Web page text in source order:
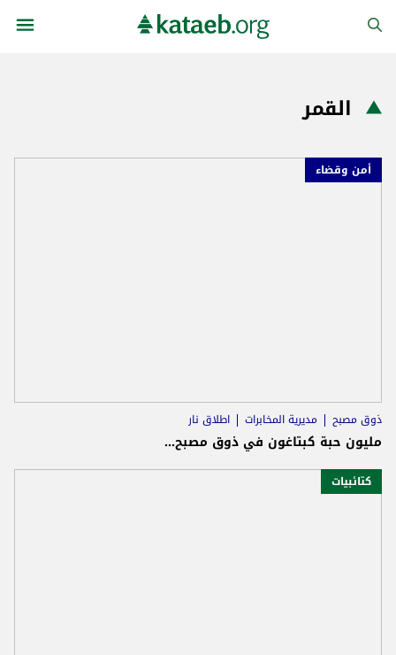
القمر
أمن وقضاء
ذوق مصبح مديرية المخابرات اطلاق نار
مليون حبة كبتاغون في ذوق مصبح...
كتائبيات